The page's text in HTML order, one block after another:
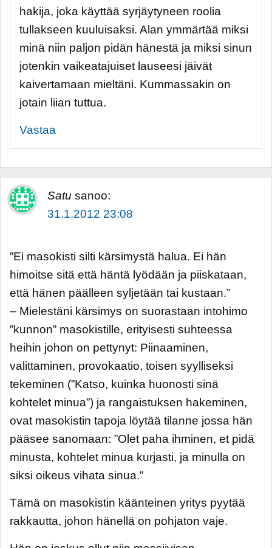
hakija, joka käyttää syrjäytyneen roolia
tullakseen kuuluisaksi. Alan ymmärtää miksi
minä niin paljon pidän hänestä ja miksi sinun
jotenkin vaikeatajuiset lauseesi jäivät
kaivertamaan mieltäni. Kummassakin on
jotain liian tuttua.
Vastaa
Satu sanoo:
31.1.2012 23:08
”Ei masokisti silti kärsimystä halua. Ei hän
himoitse sitä että häntä lyödään ja piiskataan,
että hänen päälleen syljetään tai kustaan.”
– Mielestäni kärsimys on suorastaan intohimo
”kunnon” masokistille, erityisesti suhteessa
heihin johon on pettynyt: Piinaaminen,
valittaminen, provokaatio, toisen syylliseksi
tekeminen (”Katso, kuinka huonosti sinä
kohtelet minua”) ja rangaistuksen hakeminen,
ovat masokistin tapoja löytää tilanne jossa hän
pääsee sanomaan: ”Olet paha ihminen, et pidä
minusta, kohtelet minua kurjasti, ja minulla on
siksi oikeus vihata sinua.”
Tämä on masokistin käänteinen yritys pyytää
rakkautta, johon hänellä on pohjaton vaje.